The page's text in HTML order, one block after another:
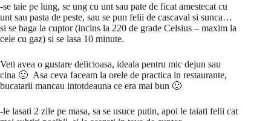
-se taie pe lung, se ung cu unt sau pate de ficat amestecat cu
unt sau pasta de peste, sau se pun felii de cascaval si sunca…
si se baga la cuptor (incins la 220 de grade Celsius – maxim la
cele cu gaz) si se lasa 10 minute.
Veti avea o gustare delicioasa, ideala pentru mic dejun sau
cina 🙂 Asa ceva faceam la orele de practica in restaurante,
bucatarii mancau intotdeauna ce era mai bun 🙂
-le lasati 2 zile pe masa, sa se usuce putin, apoi le taiati felii cat